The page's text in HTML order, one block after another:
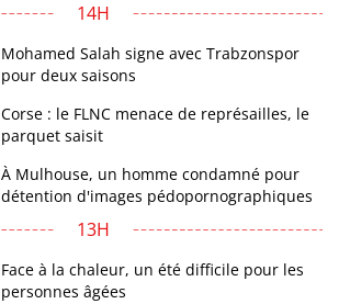
14H
Mohamed Salah signe avec Trabzonspor
pour deux saisons
Corse : le FLNC menace de représailles, le
parquet saisit
À Mulhouse, un homme condamné pour
détention d'images pédopornographiques
13H
Face à la chaleur, un été difficile pour les
personnes âgées